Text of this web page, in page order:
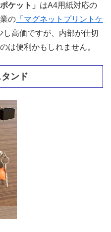
ケット」 はA4用紙対応の
の 「マグネットプリントケ
し高価ですが、内部が仕切
は便利かもしれません。
ンド